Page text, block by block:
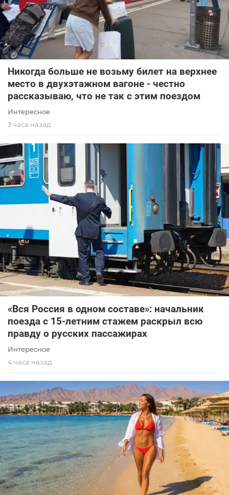
Никогда больше не возьму билет на верхнее
место в двухэтажном вагоне - честно
рассказываю, что не так с этим поездом
Интересное
3 часа назад
«Вся Россия в одном составе»: начальник
поезда с 15-летним стажем раскрыл всю
правду о русских пассажирах
Интересное
4 часа назад